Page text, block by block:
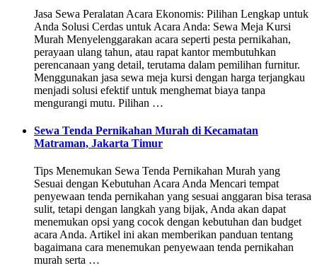
Jasa Sewa Peralatan Acara Ekonomis: Pilihan Lengkap untuk
Anda Solusi Cerdas untuk Acara Anda: Sewa Meja Kursi
Murah Menyelenggarakan acara seperti pesta pernikahan,
perayaan ulang tahun, atau rapat kantor membutuhkan
perencanaan yang detail, terutama dalam pemilihan furnitur.
Menggunakan jasa sewa meja kursi dengan harga terjangkau
menjadi solusi efektif untuk menghemat biaya tanpa
mengurangi mutu. Pilihan …
Sewa Tenda Pernikahan Murah di Kecamatan
Matraman, Jakarta Timur
Tips Menemukan Sewa Tenda Pernikahan Murah yang
Sesuai dengan Kebutuhan Acara Anda Mencari tempat
penyewaan tenda pernikahan yang sesuai anggaran bisa terasa
sulit, tetapi dengan langkah yang bijak, Anda akan dapat
menemukan opsi yang cocok dengan kebutuhan dan budget
acara Anda. Artikel ini akan memberikan panduan tentang
bagaimana cara menemukan penyewaan tenda pernikahan
murah serta …